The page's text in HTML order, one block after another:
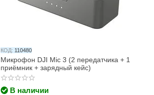
КОД: 110480
Микрофон DJI Mic 3 (2 передатчика + 1
приёмник + зарядный кейс)
В наличии